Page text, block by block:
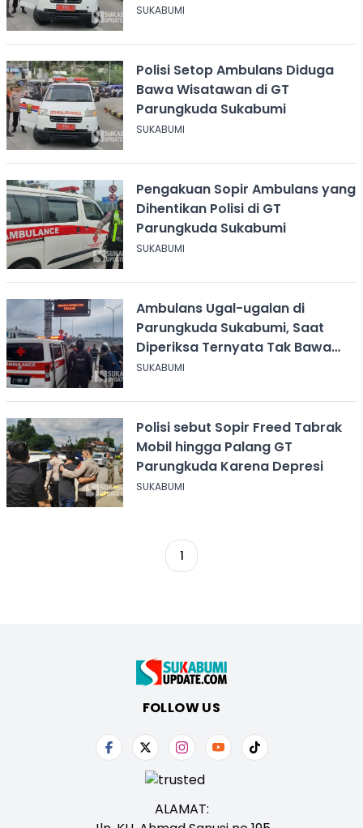
SUKABUMI
Polisi Setop Ambulans Diduga
Bawa Wisatawan di GT
Parungkuda Sukabumi
SUKABUMI
Pengakuan Sopir Ambulans yang
Dihentikan Polisi di GT
Parungkuda Sukabumi
SUKABUMI
Ambulans Ugal-ugalan di
Parungkuda Sukabumi, Saat
Diperiksa Ternyata Tak Bawa
Pasien Kritis
SUKABUMI
Polisi sebut Sopir Freed Tabrak
Mobil hingga Palang GT
Parungkuda Karena Depresi
SUKABUMI
1
FOLLOW US
ALAMAT: